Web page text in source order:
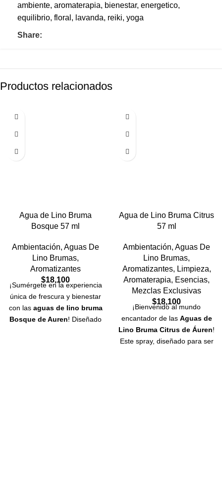
ambiente, aromaterapia, bienestar, energetico,
equilibrio, floral , lavanda, reiki, yoga
Share:
Productos relacionados
Agua de Lino Bruma
Bosque 57 ml
Ambientación, Aguas De
Lino Brumas,
Aromatizantes
$18,100
¡Sumérgete en la experiencia
única de frescura y bienestar
con las aguas de lino bruma
Bosque de Auren! Diseñado
Agua de Lino Bruma Citrus
57 ml
Ambientación, Aguas De
Lino Brumas,
Aromatizantes, Limpieza,
Aromaterapia, Esencias,
Mezclas Exclusivas
$18,100
¡Bienvenido al mundo
encantador de las Aguas de
Lino Bruma Citrus de Áuren!
Este spray, diseñado para ser